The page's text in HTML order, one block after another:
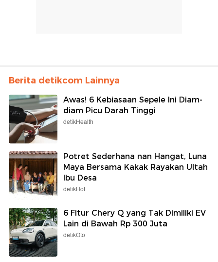
Berita detikcom Lainnya
Awas! 6 Kebiasaan Sepele Ini Diam-
diam Picu Darah Tinggi
detikHealth
Potret Sederhana nan Hangat, Luna
Maya Bersama Kakak Rayakan Ultah
Ibu Desa
detikHot
6 Fitur Chery Q yang Tak Dimiliki EV
Lain di Bawah Rp 300 Juta
detikOto